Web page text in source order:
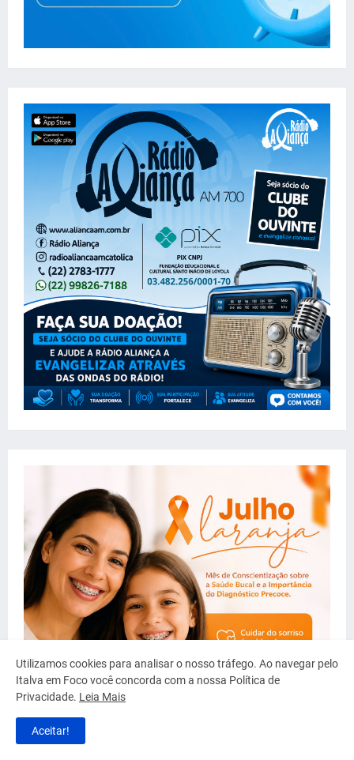
Utilizamos cookies para analisar o nosso tráfego. Ao navegar pelo
Italva em Foco você concorda com a nossa Política de
Privacidade. Leia Mais
Aceitar!